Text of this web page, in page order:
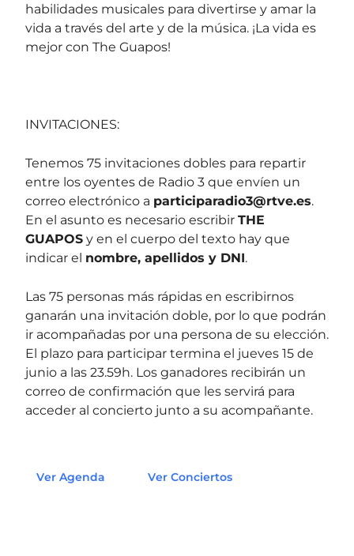
habilidades musicales para divertirse y amar la
vida a través del arte y de la música. ¡La vida es
mejor con The Guapos!
INVITACIONES:
Tenemos 75 invitaciones dobles para repartir
entre los oyentes de Radio 3 que envíen un
correo electrónico a participaradio3@rtve.es.
En el asunto es necesario escribir THE
GUAPOS y en el cuerpo del texto hay que
indicar el nombre, apellidos y DNI.
Las 75 personas más rápidas en escribirnos
ganarán una invitación doble, por lo que podrán
ir acompañadas por una persona de su elección.
El plazo para participar termina el jueves 15 de
junio a las 23.59h. Los ganadores recibirán un
correo de confirmación que les servirá para
acceder al concierto junto a su acompañante.
Ver Agenda Ver Conciertos